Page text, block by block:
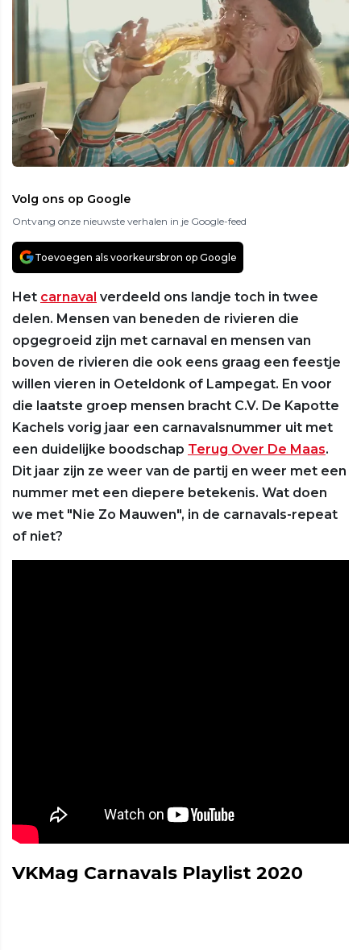
Volg ons op Google
Ontvang onze nieuwste verhalen in je Google-feed
Toevoegen als voorkeursbron op Google
Het carnaval verdeeld ons landje toch in twee
delen. Mensen van beneden de rivieren die
opgegroeid zijn met carnaval en mensen van
boven de rivieren die ook eens graag een feestje
willen vieren in Oeteldonk of Lampegat. En voor
die laatste groep mensen bracht C.V. De Kapotte
Kachels vorig jaar een carnavalsnummer uit met
een duidelijke boodschap Terug Over De Maas.
Dit jaar zijn ze weer van de partij en weer met een
nummer met een diepere betekenis. Wat doen
we met "Nie Zo Mauwen", in de carnavals-repeat
of niet?
VKMag Carnavals Playlist 2020